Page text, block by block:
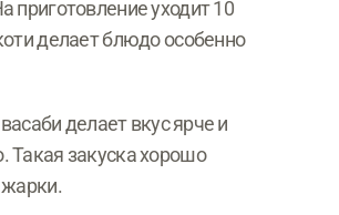
приготовление уходит 10
делает блюдо особенно
делает вкус ярче и
Такая закуска хорошо
жарки.